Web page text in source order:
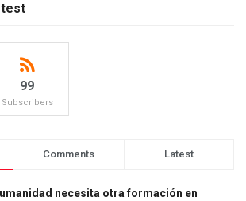
test
99
Subscribers
Comments Latest
necesita otra formación en